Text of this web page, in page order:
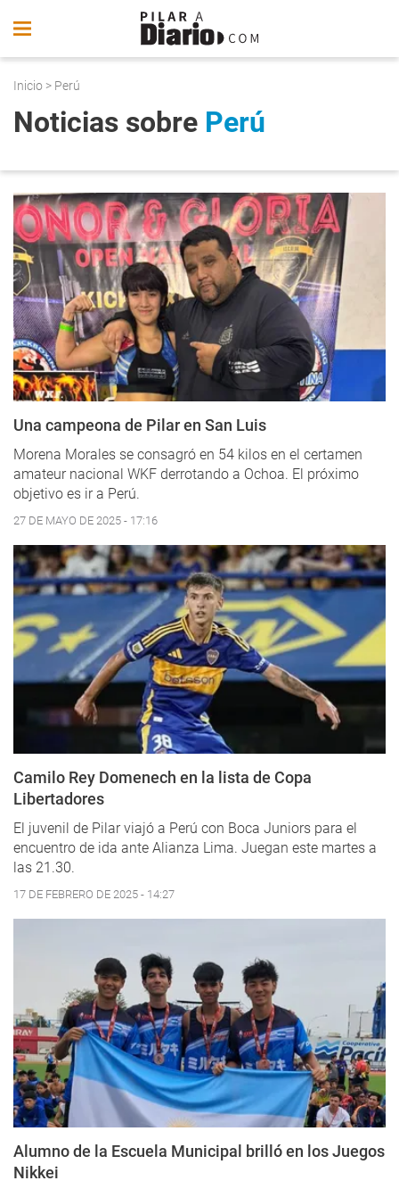
Inicio > Perú
Noticias sobre Perú
Una campeona de Pilar en San Luis
Morena Morales se consagró en 54 kilos en el certamen
amateur nacional WKF derrotando a Ochoa. El próximo
objetivo es ir a Perú.
27 DE MAYO DE 2025 - 17:16
Camilo Rey Domenech en la lista de Copa
Libertadores
El juvenil de Pilar viajó a Perú con Boca Juniors para el
encuentro de ida ante Alianza Lima. Juegan este martes a
las 21.30.
17 DE FEBRERO DE 2025 - 14:27
Alumno de la Escuela Municipal brilló en los Juegos
Nikkei